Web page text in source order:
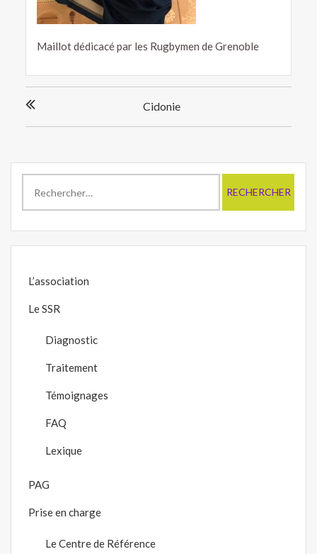
Maillot dédicacé par les Rugbymen de Grenoble
de
l’article
Cidonie
L’association
Le SSR
Diagnostic
Traitement
Témoignages
FAQ
Lexique
PAG
Prise en charge
Le Centre de Référence